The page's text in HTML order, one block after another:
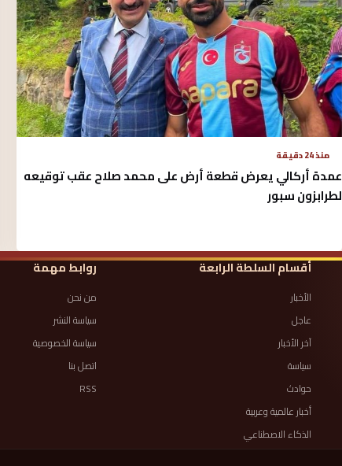
منذ 24 دقيقة
عمدة أركالي يعرض قطعة أرض على محمد صلاح عقب توقيعه
لطرابزون سبور
أقسام السلطة الرابعة
الأخبار
عاجل
آخر الأخبار
سياسة
حوادث
أخبار عالمية وعربية
الذكاء الاصطناعي
روابط مهمة
من نحن
سياسة النشر
سياسة الخصوصية
اتصل بنا
RSS